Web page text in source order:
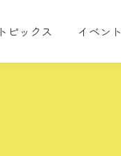
トピックス イベント